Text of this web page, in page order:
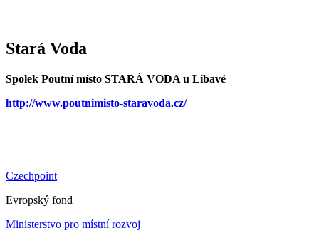
Stará Voda
Spolek Poutní místo STARÁ VODA u Libavé
http://www.poutnimisto-staravoda.cz/
Czechpoint
Evropský fond
Ministerstvo pro místní rozvoj